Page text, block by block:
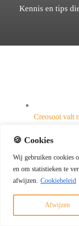
🍪 Cookies
Wij gebruiken cookies
en om statistieken te
afwijzen. Cookiebeleid
Afwijzen
Kennis en tips
Creosoot valt
Gallery
Creosoot valt
uw